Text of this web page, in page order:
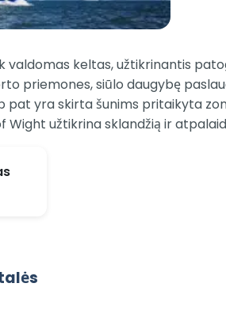
keltas, užtikrinantis
priemones, siūlo daugybę
yra skirta šunims pritaikyta
užtikrina sklandžią ir